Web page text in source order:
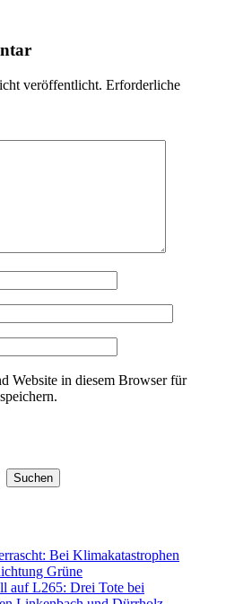
veröffentlicht. Erforderliche
Website in diesem Browser für
Suchen
Bei Klimakatastrophen
Grüne
auf L265: Drei Tote bei